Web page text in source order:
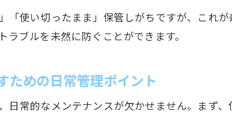
「使い切ったまま」保管しがちですが、これ
ブルを未然に防ぐことができます。
ための日常管理ポイント
日常的なメンテナンスが欠かせません。まず